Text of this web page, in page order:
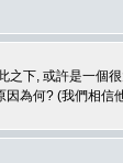
之下, 或許是一個
為何? (我們相信